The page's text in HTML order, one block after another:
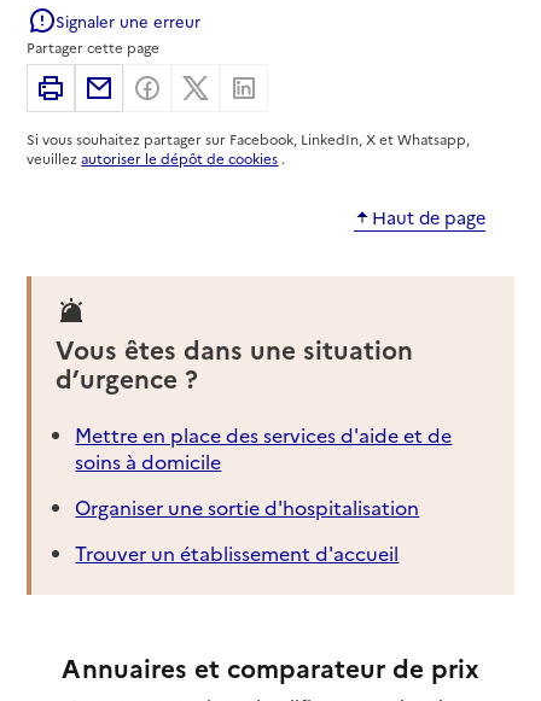
Signaler une erreur
Partager cette page
ImprimerPartager par email
Partager sur Facebook
Partager sur X
Si vous souhaitez partager sur Facebook, LinkedIn, X et Whatsapp,
veuillezautoriser le dépôt de cookies .
Haut de page
Vous êtes dans une situation
d’urgence ?
Mettre en place des services d'aide et de
soins à domicile
Organiser une sortie d'hospitalisation
Trouver un établissement d'accueil
Annuaires et comparateur de prix